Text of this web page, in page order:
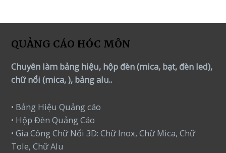
QUẢNG CÁO HÓC MÔN
Chuyên làm bảng hiệu, hộp đèn (mica, bạt, đèn led),
chữ nổi (mica, ), bảng alu..
• Bảng Hiệu Quảng cáo
• Hộp Đèn Quảng Cáo
• Gia Công Chữ Nổi 3D: Chữ Inox, Chữ Mica, Chữ
Tole, Chữ Alu